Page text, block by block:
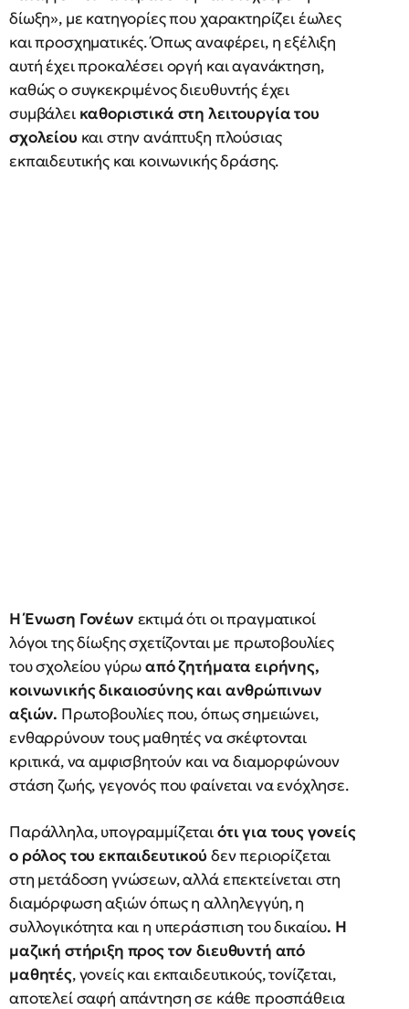
δίωξη», με κατηγορίες που χαρακτηρίζει έωλες
και προσχηματικές. Όπως αναφέρει, η εξέλιξη
αυτή έχει προκαλέσει οργή και αγανάκτηση,
καθώς ο συγκεκριμένος διευθυντής έχει
συμβάλει καθοριστικά στη λειτουργία του
σχολείου και στην ανάπτυξη πλούσιας
εκπαιδευτικής και κοινωνικής δράσης.
Η Ένωση Γονέων εκτιμά ότι οι πραγματικοί
λόγοι της δίωξης σχετίζονται με πρωτοβουλίες
του σχολείου γύρωαπό ζητήματα ειρήνης,
κοινωνικής δικαιοσύνης και ανθρώπινων
αξιών. Πρωτοβουλίες που, όπως σημειώνει,
ενθαρρύνουν τους μαθητές να σκέφτονται
κριτικά, να αμφισβητούν και να διαμορφώνουν
στάση ζωής, γεγονός που φαίνεται να ενόχλησε.
Παράλληλα, υπογραμμίζεταιότι για τους γονείς
ο ρόλος του εκπαιδευτικού δεν περιορίζεται
στη μετάδοση γνώσεων, αλλά επεκτείνεται στη
διαμόρφωση αξιών όπως η αλληλεγγύη, η
συλλογικότητα και η υπεράσπιση του δικαίου. Η
μαζική στήριξη προς τον διευθυντή από
μαθητές, γονείς και εκπαιδευτικούς, τονίζεται,
αποτελεί σαφή απάντηση σε κάθε προσπάθεια